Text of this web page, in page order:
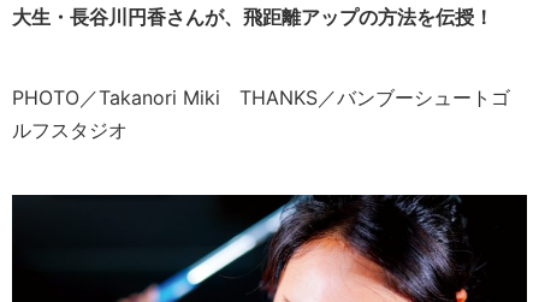
大生・長谷川円香さんが、飛距離アップの方法を伝授！
PHOTO／Takanori Miki THANKS／バンブーシュートゴ
ルフスタジオ